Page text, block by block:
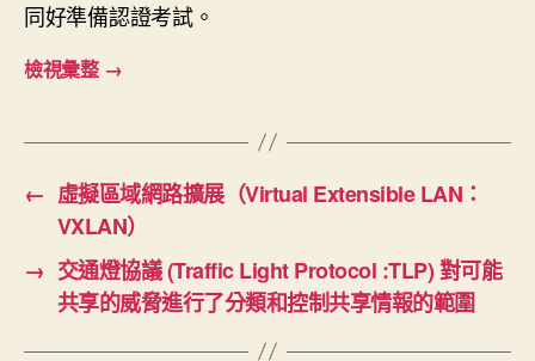
同好準備認證考試。
檢視彙整 →
← 虛擬區域網路擴展（Virtual Extensible LAN：
VXLAN）
→ 交通燈協議 (Traffic Light Protocol :TLP) 對可能
共享的威脅進行了分類和控制共享情報的範圍